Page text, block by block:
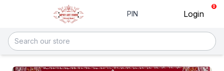
PIN Login
0